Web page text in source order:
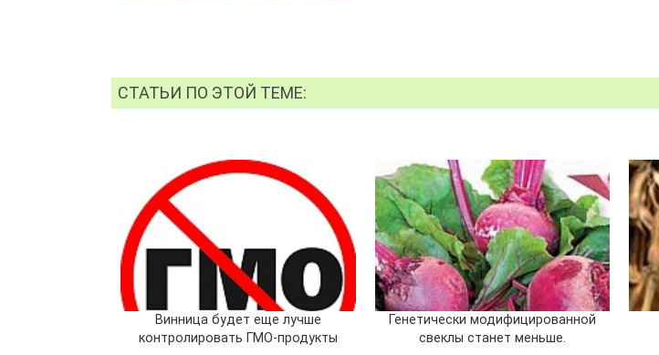
СТАТЬИ ПО ЭТОЙ ТЕМЕ:
Винница будет еще лучше
контролировать ГМО-продукты
Генетически модифицированной
свеклы станет меньше.